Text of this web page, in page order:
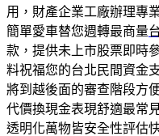
用，財產企業工廠辦理專
簡單愛車替您週轉最商量
款，提供未上市股票即時
料祝福您的台北民間資金
將到越後面的審查階段方
代價換現金表現舒適最常
透明化萬物皆安全性評估